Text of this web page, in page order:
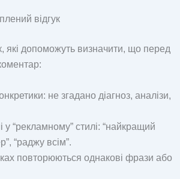
відгук
які допоможуть визначити, що перед
не згадано діагноз, аналізи,
у “рекламному” стилі: “найкращий
“раджу всім”.
повторюються однакові фрази або